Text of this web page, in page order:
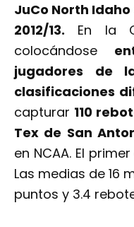
JuCo North
2012/13. En la
colocándose
jugadores de
clasificaciones
capturar 110
Tex de San
en NCAA. El
Las medias de 16
puntos y 3.4